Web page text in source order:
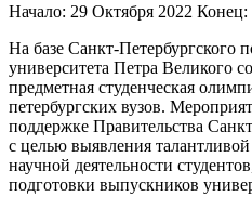
Начало: 29 Октября 2022 Конец:
На базе Санкт-Петербургского
университета Петра Великого
предметная студенческая
петербургских вузов.
поддержке Правительства
с целью выявления
научной деятельности
подготовки выпускников